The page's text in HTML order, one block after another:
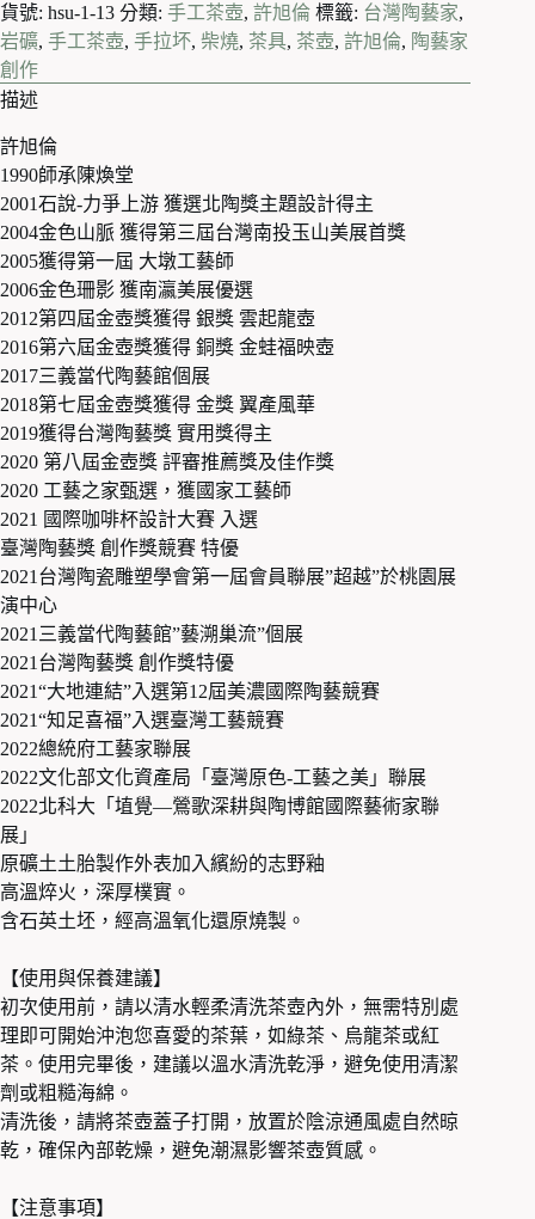
貨號: hsu-1-13 分類: 手工茶壺, 許旭倫 標籤: 台灣陶藝家,
岩礦, 手工茶壺, 手拉坏, 柴燒, 茶具, 茶壺, 許旭倫, 陶藝家
創作
描述
許旭倫
1990師承陳煥堂
2001石說-力爭上游 獲選北陶獎主題設計得主
2004金色山脈 獲得第三屆台灣南投玉山美展首獎
2005獲得第一屆 大墩工藝師
2006金色珊影 獲南瀛美展優選
2012第四屆金壺獎獲得 銀獎 雲起龍壺
2016第六屆金壺獎獲得 銅獎 金蛙福映壺
2017三義當代陶藝館個展
2018第七屆金壺獎獲得 金獎 翼產風華
2019獲得台灣陶藝獎 實用獎得主
2020 第八屆金壺獎 評審推薦獎及佳作獎
2020 工藝之家甄選，獲國家工藝師
2021 國際咖啡杯設計大賽 入選
臺灣陶藝獎 創作獎競賽 特優
2021台灣陶瓷雕塑學會第一屆會員聯展”超越”於桃園展
演中心
2021三義當代陶藝館”藝溯巢流”個展
2021台灣陶藝獎 創作獎特優
2021“大地連結”入選第12屆美濃國際陶藝競賽
2021“知足喜福”入選臺灣工藝競賽
2022總統府工藝家聯展
2022文化部文化資產局「臺灣原色­­-工藝之美」聯展
2022北科大「埴覺—鶯歌深耕與陶博館國際藝術家聯
展」
原礦土土胎製作外表加入繽紛的志野釉
高溫焠火，深厚樸實。
含石英土坯，經高溫氧化還原燒製。
【使用與保養建議】
初次使用前，請以清水輕柔清洗茶壺內外，無需特別處
理即可開始沖泡您喜愛的茶葉，如綠茶、烏龍茶或紅
茶。使用完畢後，建議以溫水清洗乾淨，避免使用清潔
劑或粗糙海綿。
清洗後，請將茶壺蓋子打開，放置於陰涼通風處自然晾
乾，確保內部乾燥，避免潮濕影響茶壺質感。
【注意事項】